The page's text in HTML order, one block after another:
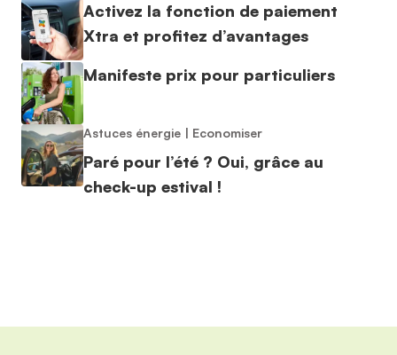
Activez la fonction de paiement
Xtra et profitez d’avantages
Manifeste prix pour particuliers
Astuces énergie | Economiser
Paré pour l’été ? Oui, grâce au
check-up estival !